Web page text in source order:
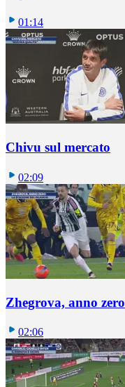
01:14
Chivu sul mercato
02:09
Zhegrova, anno zero
02:06